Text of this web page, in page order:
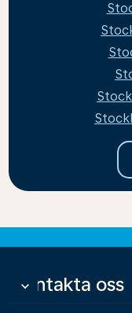
Kontakta oss
keyboard_arrow_down